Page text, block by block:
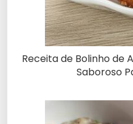
Receita de Bolinho de
Saboroso